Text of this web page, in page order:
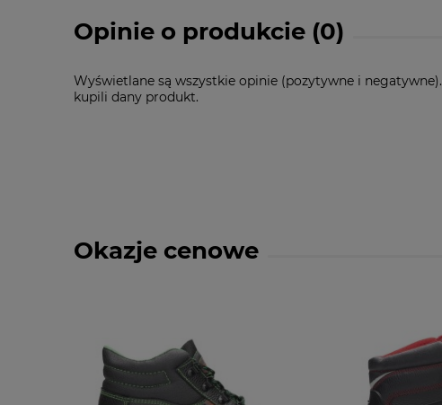
Opinie o produkcie (0)
Wyświetlane są wszystkie opinie (pozytywne i
kupili dany produkt.
Okazje cenowe